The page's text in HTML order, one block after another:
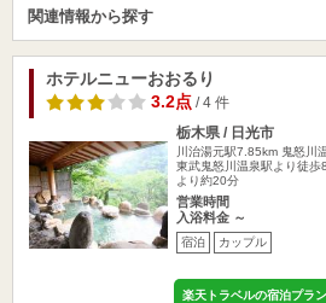
関連情報から探す
ホテルニューおおるり
3.2点/ 4 件
栃木県 / 日光市
川治湯元駅7.85km 鬼怒川
東武鬼怒川温泉駅より徒
より約20分
営業時間
入浴料金 ～
宿泊 カップル
楽天トラベルの宿泊プラ